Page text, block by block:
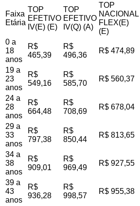
Faixa
Etária
TOP
EFETIVO
IV(E) (E)
TOP
EFETIVO
IV(Q) (A)
TOP
NACIONAL
FLEX(E)
(E)
0 a
18
anos
R$
465,39
R$
496,36
R$ 474,89
19 a
23
anos
R$
549,16
R$
585,70
R$ 560,37
24 a
28
anos
R$
664,48
R$
708,69
R$ 678,04
29 a
33
anos
R$
797,38
R$
850,44
R$ 813,65
34 a
38
anos
R$
909,01
R$
969,49
R$ 927,55
39 a
43
anos
R$
936,28
R$
998,57
R$ 955,38